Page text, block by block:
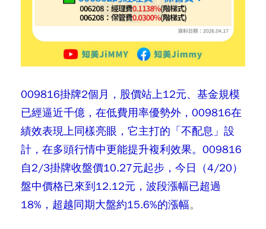
009816掛牌2個月，股價站上12元、基金規模
已經逼近千億，在低費用率優勢外，009816在
績效表現上同樣亮眼，它主打的「不配息」設
計，在多頭行情中更能提升複利效果。009816
自2/3掛牌收盤價10.27元起步，今日（4/20）
盤中價格已來到12.12元，波段漲幅已超過
18%，超越同期大盤約15.6%的漲幅。